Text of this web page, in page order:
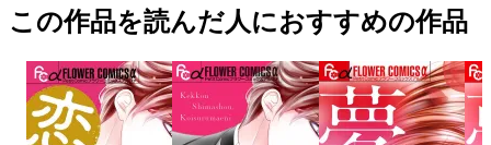
この作品を読んだ人におすすめの作品